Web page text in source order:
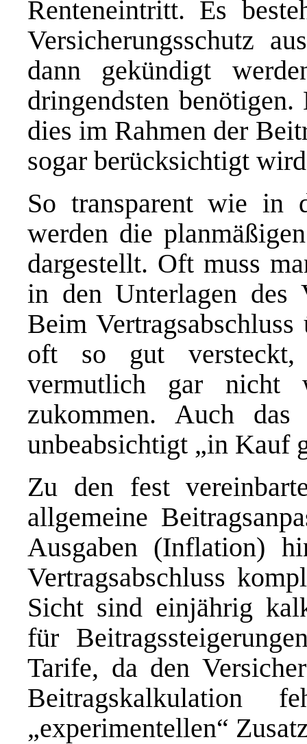
Renteneintritt. Es
Versicherungsschutz
dann gekündigt
dringendsten benötigen.
dies im Rahmen der
sogar berücksichtigt
So transparent wie in
werden die
dargestellt. Oft muss
in den Unterlagen des
Beim
oft so gut versteckt,
vermutlich gar nicht
zukommen. Auch
unbeabsichtigt „in Kauf
Zu den fest
allgemeine
Ausgaben (Inflation)
Vertragsabschluss
Sicht sind einjährig
für
Tarife, da den
„experimentellen“